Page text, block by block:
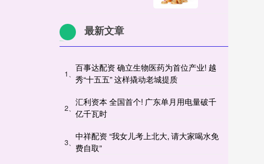
最新文章
1、
百事达配资 确立生物医药为首位产业! 越
秀“十五五” 这样撬动老城提质
2、
汇利资本 全国首个! 广东单月用电量破千
亿千瓦时
3、
中祥配资 “我女儿考上北大, 请大家喝水免
费自取”